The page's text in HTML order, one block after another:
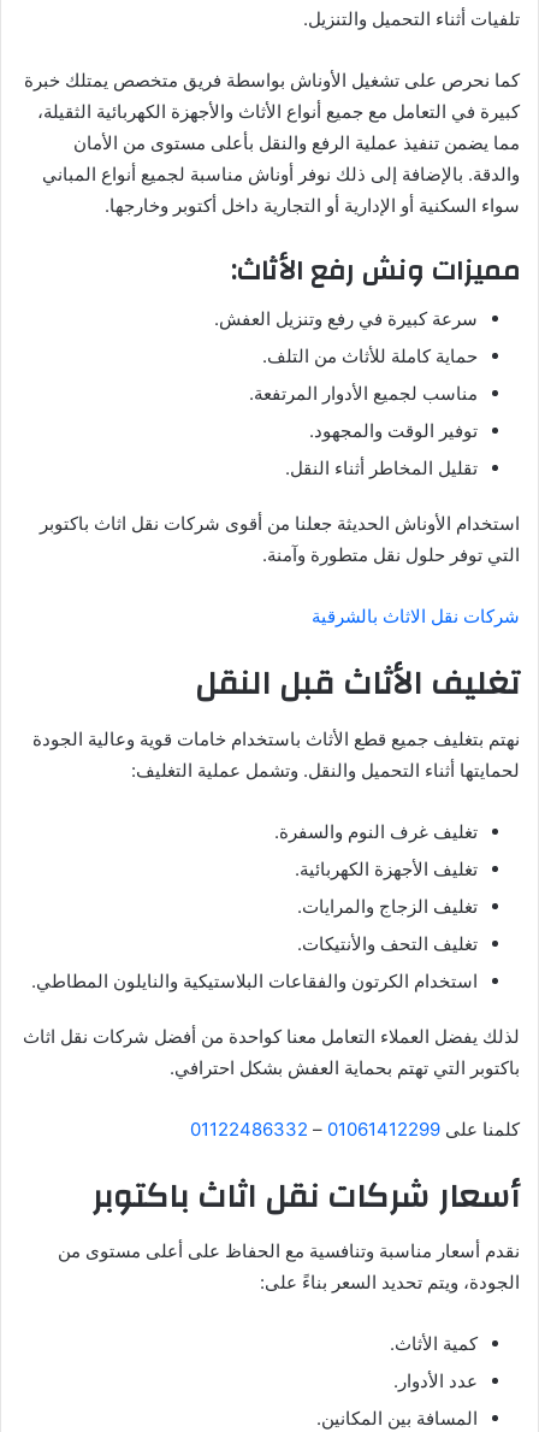
تلفيات أثناء التحميل والتنزيل.
كما نحرص على تشغيل الأوناش بواسطة فريق متخصص يمتلك خبرة
كبيرة في التعامل مع جميع أنواع الأثاث والأجهزة الكهربائية الثقيلة،
مما يضمن تنفيذ عملية الرفع والنقل بأعلى مستوى من الأمان
والدقة. بالإضافة إلى ذلك نوفر أوناش مناسبة لجميع أنواع المباني
سواء السكنية أو الإدارية أو التجارية داخل أكتوبر وخارجها.
مميزات ونش رفع الأثاث:
سرعة كبيرة في رفع وتنزيل العفش.
حماية كاملة للأثاث من التلف.
مناسب لجميع الأدوار المرتفعة.
توفير الوقت والمجهود.
تقليل المخاطر أثناء النقل.
استخدام الأوناش الحديثة جعلنا من أقوى شركات نقل اثاث باكتوبر
التي توفر حلول نقل متطورة وآمنة.
شركات نقل الاثاث بالشرقية
تغليف الأثاث قبل النقل
نهتم بتغليف جميع قطع الأثاث باستخدام خامات قوية وعالية الجودة
لحمايتها أثناء التحميل والنقل. وتشمل عملية التغليف:
تغليف غرف النوم والسفرة.
تغليف الأجهزة الكهربائية.
تغليف الزجاج والمرايات.
تغليف التحف والأنتيكات.
استخدام الكرتون والفقاعات البلاستيكية والنايلون المطاطي.
لذلك يفضل العملاء التعامل معنا كواحدة من أفضل شركات نقل اثاث
باكتوبر التي تهتم بحماية العفش بشكل احترافي.
كلمنا على 01061412299
–
01122486332
أسعار شركات نقل اثاث باكتوبر
نقدم أسعار مناسبة وتنافسية مع الحفاظ على أعلى مستوى من
الجودة، ويتم تحديد السعر بناءً على:
كمية الأثاث.
عدد الأدوار.
المسافة بين المكانين.